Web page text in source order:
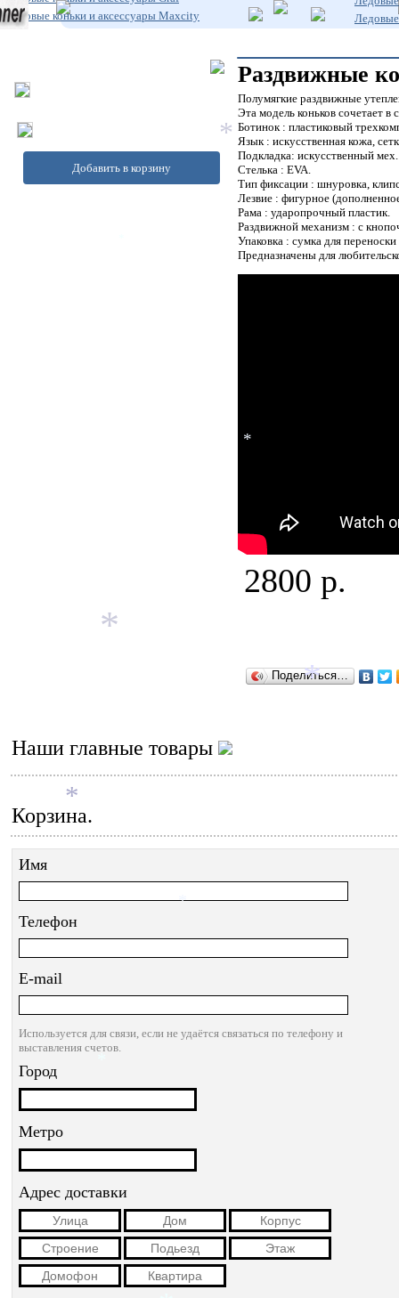
Ледовые коньки и аксессуары Maxcity
Ледовые
Добавить в корзину
Раздвижные
Полумягкие раздвижные
Эта модель коньков сочетает в
Ботинок : пластиковый
Язык : искусственная кожа,
Подкладка: искусственный мех.
Стелька : EVA.
Тип фиксации : шнуровка,
Лезвие : фигурное
Рама : ударопрочный пластик.
Раздвижной механизм : с
Упаковка : сумка для
Предназначены для
2800 р.
Поделиться…
Наши главные товары
Корзина.
Имя
Телефон
E-mail
Используется для связи, если не удаётся связаться по телефону и
выставления счетов.
Город
Метро
Адрес доставки
*
*